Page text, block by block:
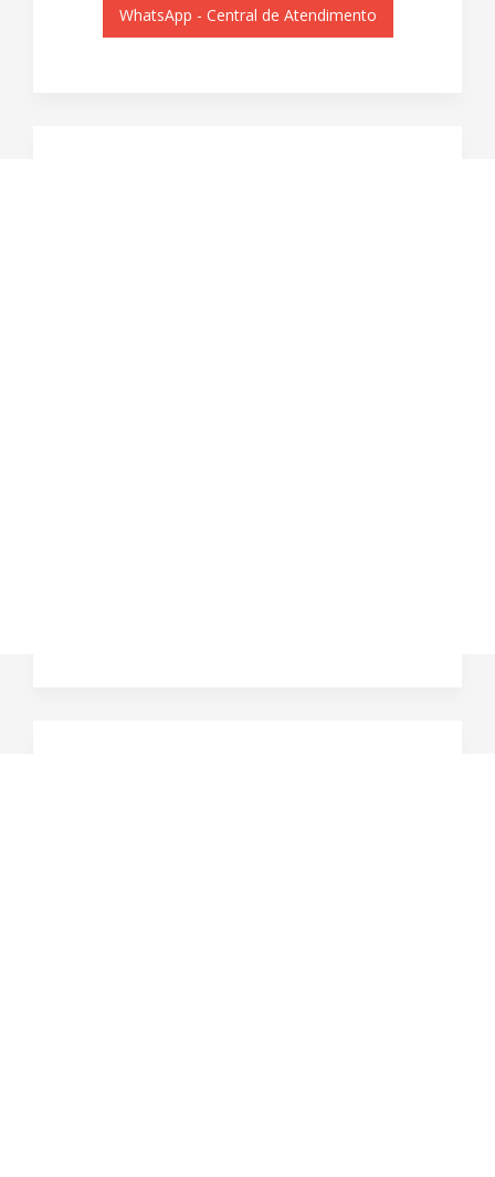
WhatsApp - Central de Atendimento